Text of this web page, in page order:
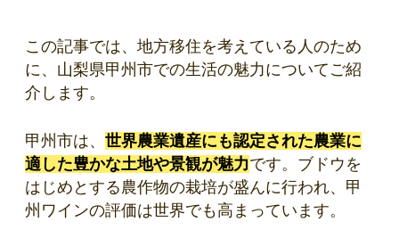
この記事では、地方移住を考えている人のため
に、山梨県甲州市での生活の魅力についてご紹
介します。
甲州市は、 世界農業遺産にも認定された農業に
適した豊かな土地や景観が魅力です。ブドウを
はじめとする農作物の栽培が盛んに行われ、甲
州ワインの評価は世界でも高まっています。